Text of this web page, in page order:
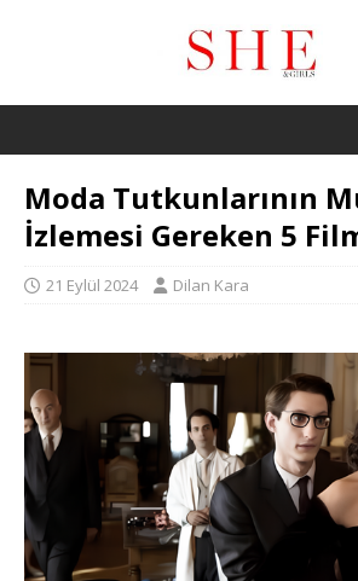
Moda Tutkunlarının
İzlemesi Gereken 5
21 Eylül 2024 Dilan Kara